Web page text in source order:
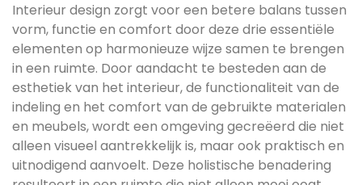
Interieur design zorgt voor een betere balans tussen
vorm, functie en comfort door deze drie essentiële
elementen op harmonieuze wijze samen te brengen
in een ruimte. Door aandacht te besteden aan de
esthetiek van het interieur, de functionaliteit van de
indeling en het comfort van de gebruikte materialen
en meubels, wordt een omgeving gecreëerd die niet
alleen visueel aantrekkelijk is, maar ook praktisch en
uitnodigend aanvoelt. Deze holistische benadering